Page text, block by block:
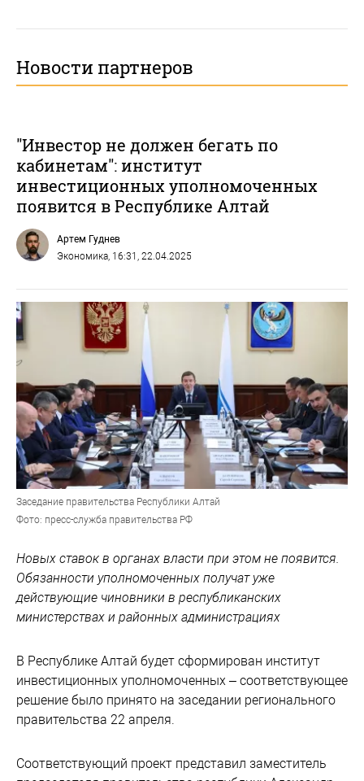
Новости партнеров
"Инвестор не должен бегать по
кабинетам": институт
инвестиционных уполномоченных
появится в Республике Алтай
Артем Гуднев
Экономика, 16:31, 22.04.2025
Заседание правительства Республики Алтай
Фото: пресс-служба правительства РФ
Новых ставок в органах власти при этом не появится.
Обязанности уполномоченных получат уже
действующие чиновники в республиканских
министерствах и районных администрациях
В Республике Алтай будет сформирован институт
инвестиционных уполномоченных – соответствующее
решение было принято на заседании регионального
правительства 22 апреля.
Соответствующий проект представил заместитель